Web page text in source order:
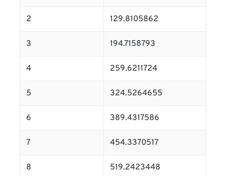
2 129.8105862
3 194.7158793
4 259.6211724
5 324.5264655
6 389.4317586
7 454.3370517
8 519.2423448